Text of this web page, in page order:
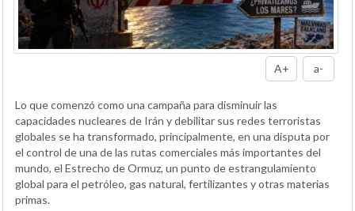
A+ a-
Lo que comenzó como una campaña para disminuir las
capacidades nucleares de Irán y debilitar sus redes terroristas
globales se ha transformado, principalmente, en una disputa por
el control de una de las rutas comerciales más importantes del
mundo, el Estrecho de Ormuz, un punto de estrangulamiento
global para el petróleo, gas natural, fertilizantes y otras materias
primas.